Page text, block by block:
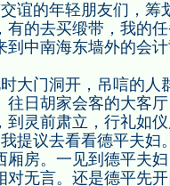
谊的年轻朋友们，筹
有的去买缎带，我的
中南海东墙外的会
大门洞开，吊唁的人
日胡家会客的大客
灵前肃立，行礼如
提议去看看德平夫妇
房。一见到德平夫
无言。还是德平先